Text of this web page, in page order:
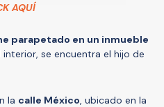
AQUÍ
parapetado en un inmueble
se encuentra el hijo de
la calle México, ubicado en la